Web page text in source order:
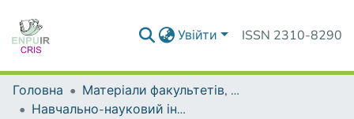
Увійти ISSN 2310-8290
Головна
Матеріали факультетів, інститутів, підрозділів
Навчально-науковий інститут публічного управління та адміністрування